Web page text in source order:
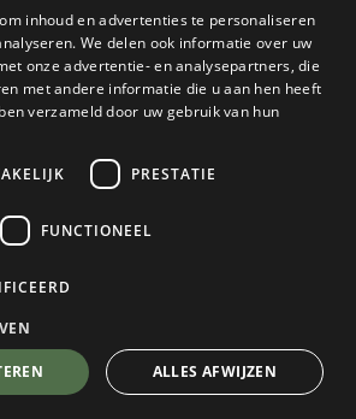
over dit product via WhatsApp
inhoud en advertenties te personaliseren
We delen ook informatie over uw
onze advertentie- en analysepartners, die
met andere informatie die u aan hen heeft
verzameld door uw gebruik van hun
PRESTATIE
FUNCTIONEEL
ALLES AFWIJZEN